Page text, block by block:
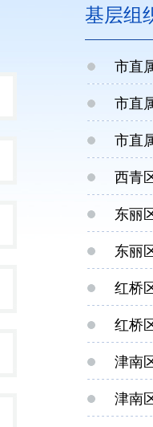
基层组
市直
市直
市直
西青
东丽
东丽
红桥
红桥
津南
津南